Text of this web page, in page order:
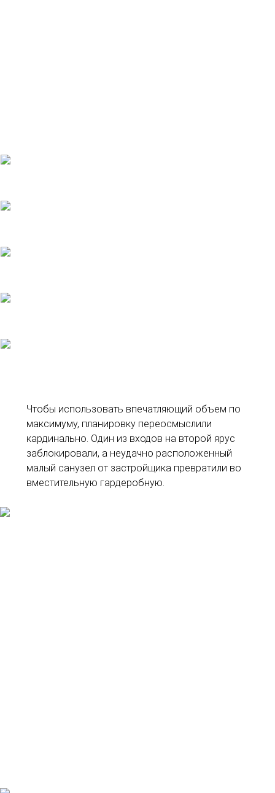
Чтобы использовать впечатляющий объем по
максимуму, планировку переосмыслили
кардинально. Один из входов на второй ярус
заблокировали, а неудачно расположенный
малый санузел от застройщика превратили во
вместительную гардеробную.